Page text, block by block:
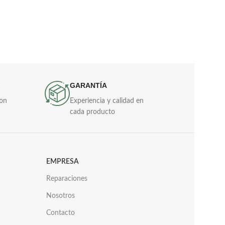
GARANTÍA
Experiencia y calidad en
cada producto
EMPRESA
Reparaciones
Nosotros
Contacto